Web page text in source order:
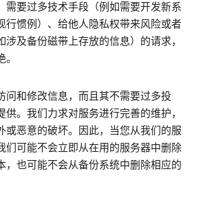
需要过多技术手段（例如需要开发新系
行惯例）、给他人隐私权带来风险或者
及备份磁带上存放的信息）的请求，
问和修改信息，而且其不需要过多投
供。我们力求对服务进行完善的维护，
或恶意的破坏。因此，当您从我们的服
们可能不会立即从在用的服务器中删除
，也可能不会从备份系统中删除相应的